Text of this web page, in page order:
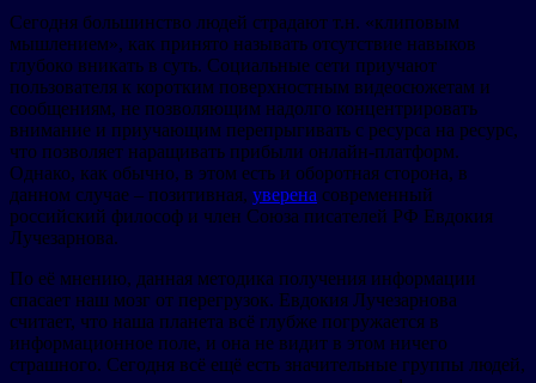
Сегодня большинство людей страдают т.н. «клиповым
мышлением», как принято называть отсутствие навыков
глубоко вникать в суть. Социальные сети приучают
пользователя к коротким поверхностным видеосюжетам и
сообщениям, не позволяющим надолго концентрировать
внимание и приучающим перепрыгивать с ресурса на ресурс,
что позволяет наращивать прибыли онлайн-платформ.
Однако, как обычно, в этом есть и оборотная сторона, в
данном случае – позитивная, уверена современный
российский философ и член Союза писателей РФ Евдокия
Лучезарнова.
По её мнению, данная методика получения информации
спасает наш мозг от перегрузок. Евдокия Лучезарнова
считает, что наша планета всё глубже погружается в
информационное поле, и она не видит в этом ничего
страшного. Сегодня всё ещё есть значительные группы людей,